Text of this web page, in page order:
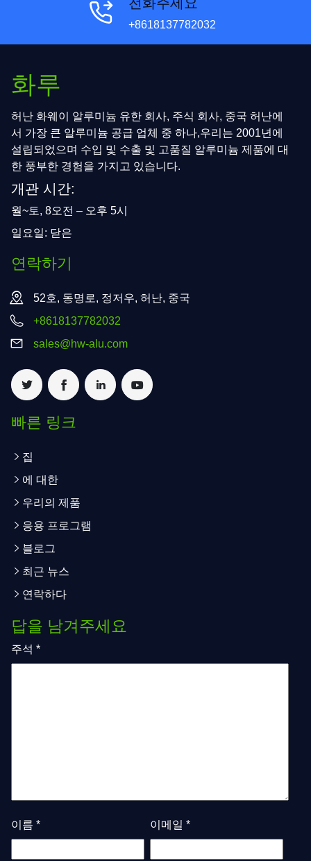
+8618137782032
화루
허난 화웨이 알루미늄 유한 회사, 주식 회사, 중국 허난에
서 가장 큰 알루미늄 공급 업체 중 하나,우리는 2001년에
설립되었으며 수입 및 수출 및 고품질 알루미늄 제품에 대
한 풍부한 경험을 가지고 있습니다.
개관 시간:
월~토, 8오전 – 오후 5시
일요일: 닫은
연락하기
52호, 동명로, 정저우, 허난, 중국
+8618137782032
sales@hw-alu.com
빠른 링크
집
에 대한
우리의 제품
응용 프로그램
블로그
최근 뉴스
연락하다
답을 남겨주세요
주석 *
이름 * 이메일 *